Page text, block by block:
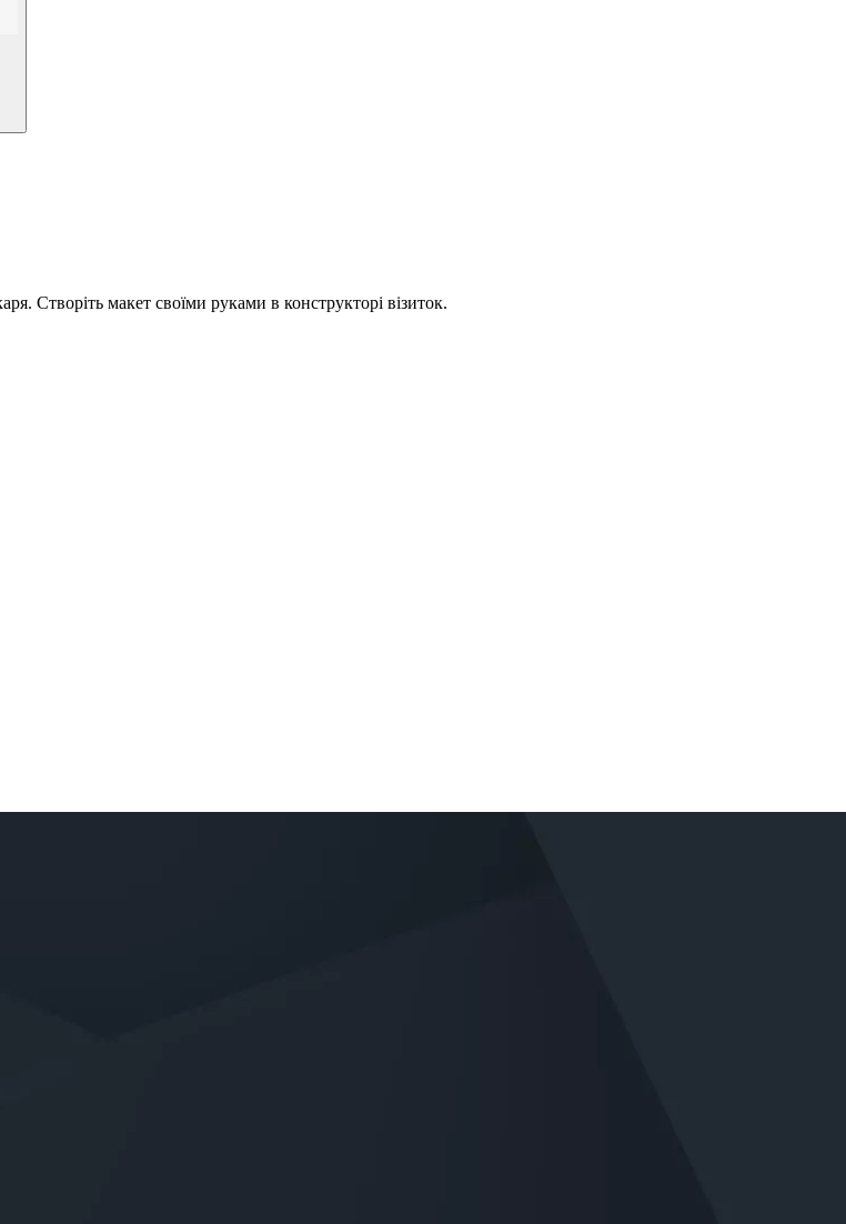
Створіть макет своїми руками в конструкторі візиток.